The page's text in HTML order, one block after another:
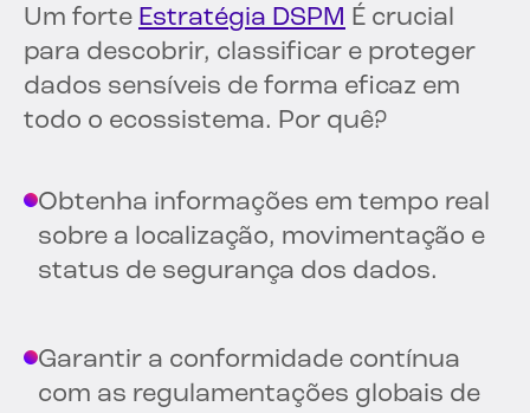
Um forte Estratégia DSPM É crucial
para descobrir, classificar e proteger
dados sensíveis de forma eficaz em
todo o ecossistema. Por quê?
Obtenha informações em tempo real
sobre a localização, movimentação e
status de segurança dos dados.
Garantir a conformidade contínua
com as regulamentações globais de